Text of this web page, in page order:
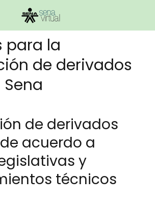
para la
de derivados
de derivados
acuerdo a
y
técnicos